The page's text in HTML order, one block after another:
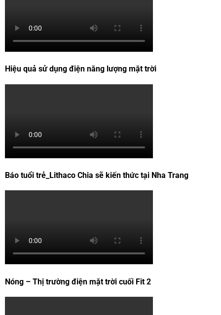
Hiệu quả sử dụng điện năng lượng mặt trời
Báo tuổi trẻ_Lithaco Chia sẽ kiến thức tại Nha Trang
Nóng – Thị trường điện mặt trời cuối Fit 2